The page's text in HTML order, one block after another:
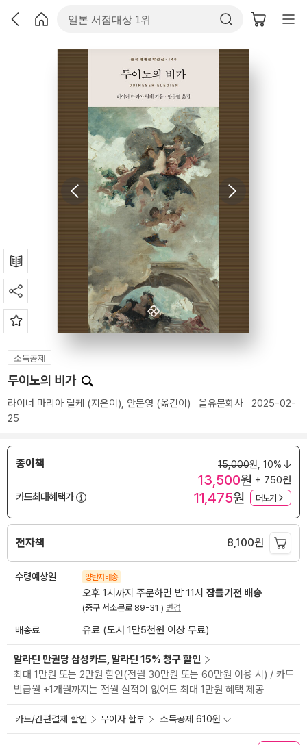
소득공제
두이노의 비가
라이너 마리아 릴케 (지은이), 안문영 (옮긴이) 을유문화사 2025-02-
25
종이책 15,000원, 10%
13,500원 + 750원
카드최대혜택가
11,475원 더보기
전자책 8,100원
수령예상일 양탄자배송
오후 1시까지 주문하면 밤 11시 잠들기전 배송
(중구 서소문로 89-31 ) 변경
배송료 유료 (도서 1만5천원 이상 무료)
알라딘 만권당 삼성카드, 알라딘 15% 청구 할인
최대 1만원 또는 2만원 할인(전월 30만원 또는 60만원 이용 시) / 카드
발급월 +1개월까지는 전월 실적이 없어도 최대 1만원 혜택 제공
카드/간편결제 할인 무이자 할부 소득공제 610원